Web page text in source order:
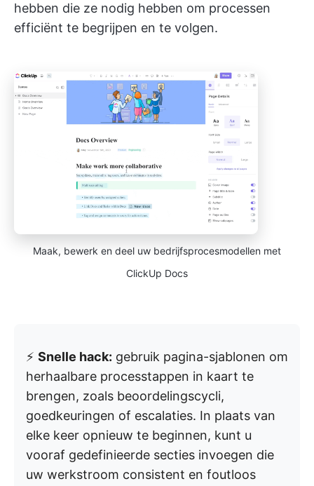
hebben die ze nodig hebben om processen
efficiënt te begrijpen en te volgen.
Maak, bewerk en deel uw bedrijfsprocesmodellen met
ClickUp Docs
⚡ Snelle hack: gebruik pagina-sjablonen om
herhaalbare processtappen in kaart te
brengen, zoals beoordelingscycli,
goedkeuringen of escalaties. In plaats van
elke keer opnieuw te beginnen, kunt u
vooraf gedefinieerde secties invoegen die
uw werkstroom consistent en foutloos